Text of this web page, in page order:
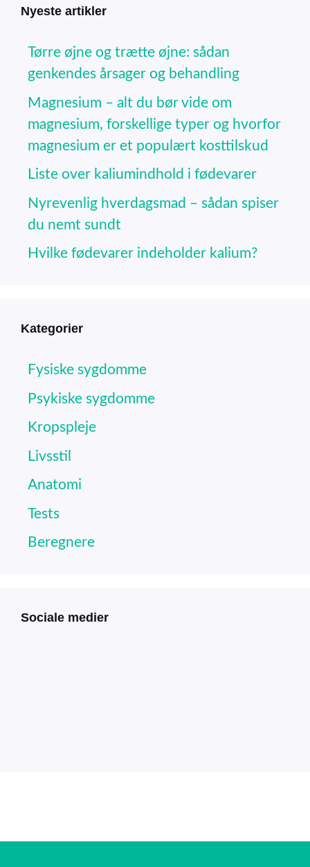
Nyeste artikler
Tørre øjne og trætte øjne: sådan
genkendes årsager og behandling
Magnesium – alt du bør vide om
magnesium, forskellige typer og hvorfor
magnesium er et populært kosttilskud
Liste over kaliumindhold i fødevarer
Nyrevenlig hverdagsmad – sådan spiser
du nemt sundt
Hvilke fødevarer indeholder kalium?
Kategorier
Fysiske sygdomme
Psykiske sygdomme
Kropspleje
Livsstil
Anatomi
Tests
Beregnere
Sociale medier